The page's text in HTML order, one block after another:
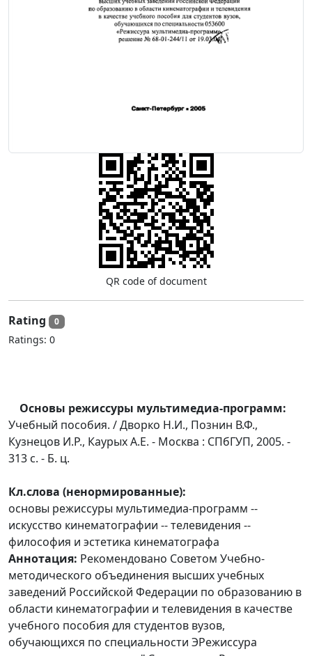
QR code of document
Rating 0
Ratings: 0
Основы режиссуры мультимедиа-программ:
Учебный пособия. / Дворко Н.И., Познин В.Ф.,
Кузнецов И.Р., Каурых А.Е. - Москва : СПбГУП, 2005. -
313 с. - Б. ц.
Кл.слова (ненормированные):
основы режиссуры мультимедиа-программ --
искусство кинематографии -- телевидения --
философия и эстетика кинематографа
Аннотация: Рекомендовано Советом Учебно-
методического объединения высших учебных
заведений Российской Федерации по образованию в
области кинематографии и телевидения в качестве
учебного пособия для студентов вузов,
обучающихся по специальности ЭРежиссура